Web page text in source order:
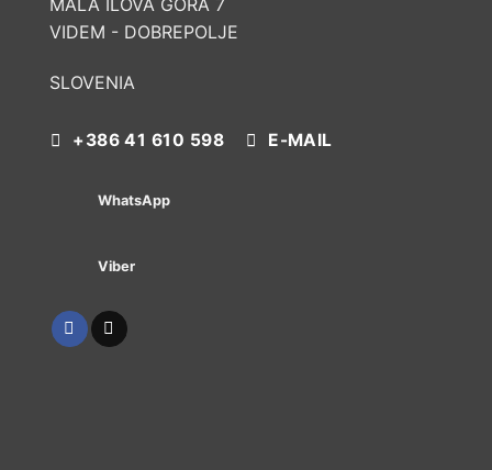
VIDEM - DOBREPOLJE
SLOVENIA
+386 41 610 598 E-MAIL
WhatsApp
Viber